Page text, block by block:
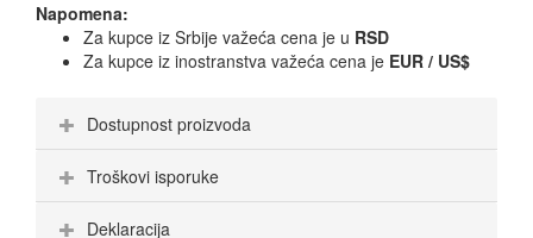
Napomena:
Za kupce iz Srbije važeća cena je u RSD
Za kupce iz inostranstva važeća cena je EUR / US$
Dostupnost proizvoda
Troškovi isporuke
Deklaracija